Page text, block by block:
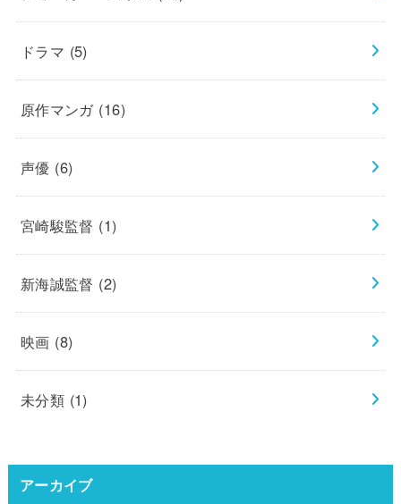
ドラマ (5)
原作マンガ (16)
声優 (6)
宮崎駿監督 (1)
新海誠監督 (2)
映画 (8)
未分類 (1)
アーカイブ